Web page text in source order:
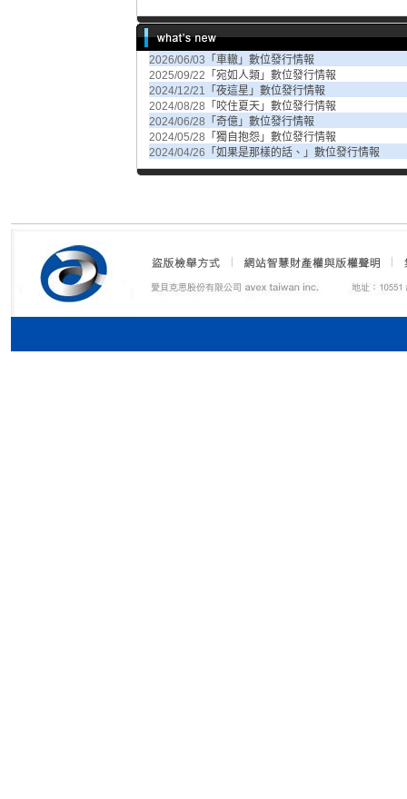
2026/06/03 「車轍」數位發行情報
2025/09/22 「宛如人類」數位發行情報
2024/12/21 「夜這星」數位發行情報
2024/08/28 「咬住夏天」數位發行情報
2024/06/28 「奇億」數位發行情報
2024/05/28 「獨自抱怨」數位發行情報
2024/04/26 「如果是那樣的話、」數位發行情報